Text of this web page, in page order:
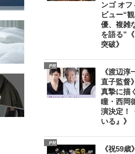
ンゴ オフ
ビュー“
優、複雑
を語る”
突破》
PR
《渡辺淳
直子監督
真摯に描
瞳・西岡
演決定！
いる』》
PR
《祝59